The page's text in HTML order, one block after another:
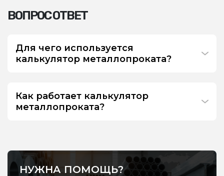
ВОПРОС ОТВЕТ
Для чего используется
калькулятор металлопроката?
Как работает калькулятор
металлопроката?
НУЖНА ПОМОЩЬ?